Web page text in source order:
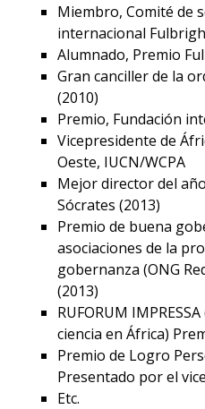
Miembro, Comité de
internacional
Alumnado, Premio
Gran canciller de la
(2010)
Premio, Fundación
Vicepresidente de
Oeste, IUCN/WCPA
Mejor director del
Sócrates (2013)
Premio de buena
asociaciones de la
gobernanza (ONG
(2013)
RUFORUM
ciencia en África)
Premio de Logro
Presentado por el
Etc.